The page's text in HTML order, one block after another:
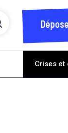
Crises et